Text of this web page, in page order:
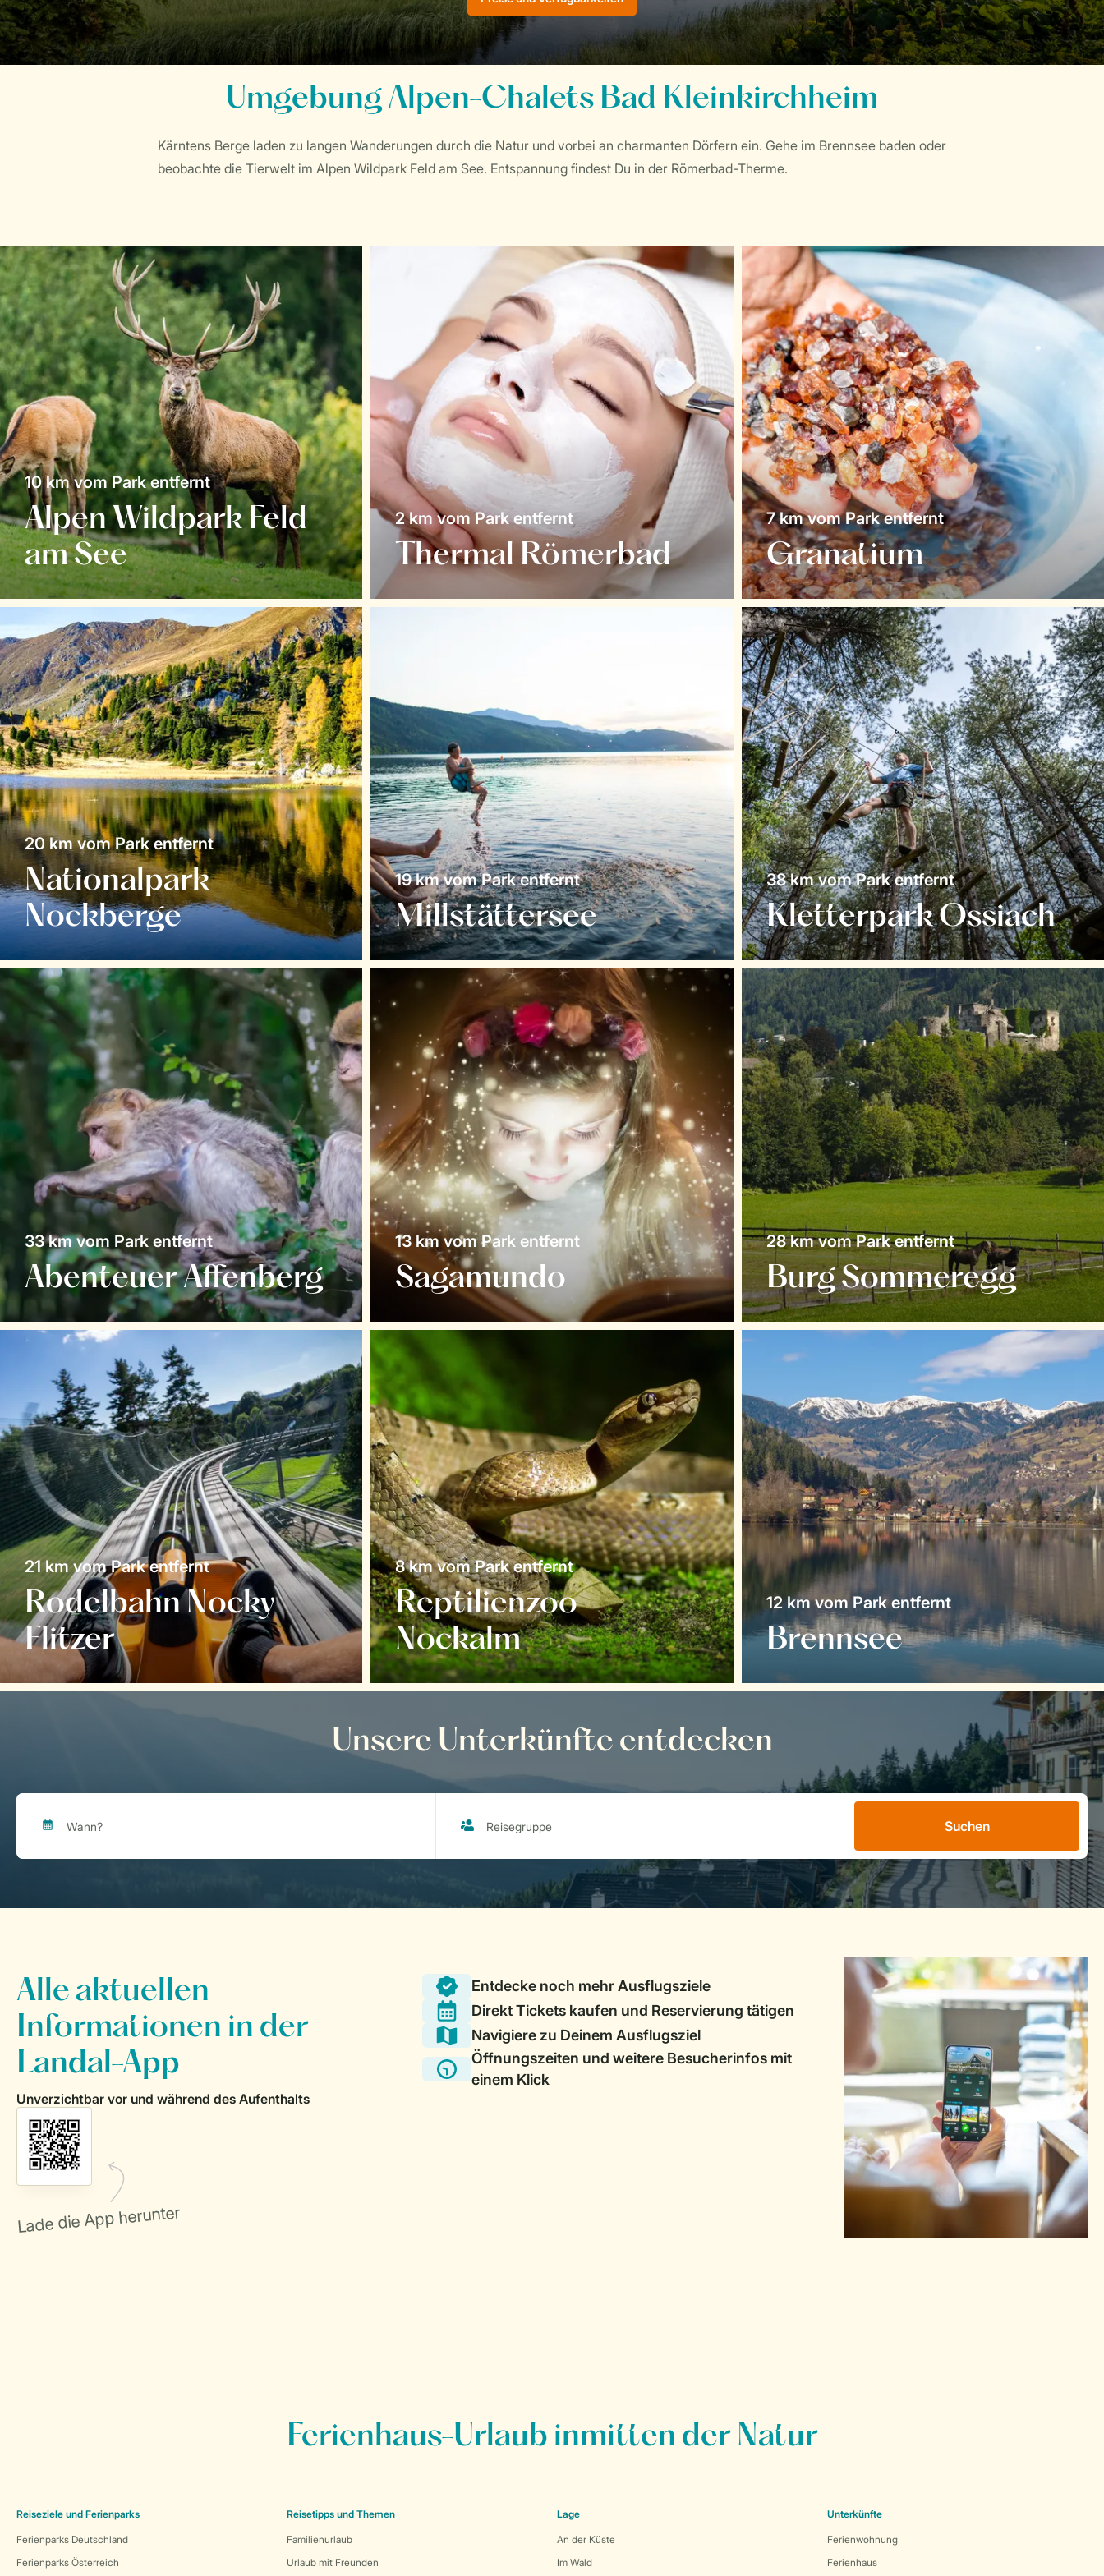
Umgebung Alpen-Chalets Bad Kleinkirchheim
Kärntens Berge laden zu langen Wanderungen durch die Natur und vorbei an charmanten Dörfern ein. Gehe im Brennsee baden oder
beobachte die Tierwelt im Alpen Wildpark Feld am See. Entspannung findest Du in der Römerbad-Therme.
Alpen Wildpark Feld
am See
10 km vom Park entfernt
Thermal Römerbad
2 km vom Park entfernt
Granatium
7 km vom Park entfernt
Nationalpark
Nockberge
20 km vom Park entfernt
Millstättersee
19 km vom Park entfernt
Kletterpark Ossiach
38 km vom Park entfernt
Abenteuer Affenberg
33 km vom Park entfernt
Sagamundo
13 km vom Park entfernt
Burg Sommeregg
28 km vom Park entfernt
Rodelbahn Nocky
Flitzer
21 km vom Park entfernt
Reptilienzoo
Nockalm
8 km vom Park entfernt
Brennsee
12 km vom Park entfernt
Unsere Unterkünfte entdecken
Suchen
Ferienhaus-Urlaub inmitten der Natur
Reiseziele und Ferienparks
Ferienparks Deutschland
Ferienparks Österreich
Reisetipps und Themen
Familienurlaub
Urlaub mit Freunden
Lage
An der Küste
Im Wald
Unterkünfte
Ferienwohnung
Ferienhaus